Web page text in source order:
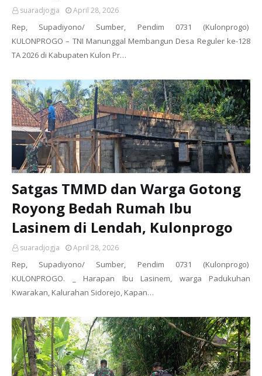
suaradjogja April 28, 2026
Rep, Supadiyono/ Sumber, Pendim 0731 (Kulonprogo)
KULONPROGO – TNI Manunggal Membangun Desa Reguler ke-128
TA 2026 di Kabupaten Kulon Pr…
Satgas TMMD dan Warga Gotong
Royong Bedah Rumah Ibu
Lasinem di Lendah, Kulonprogo
suaradjogja April 28, 2026
Rep, Supadiyono/ Sumber, Pendim 0731 (Kulonprogo)
KULONPROGO. _ Harapan Ibu Lasinem, warga Padukuhan
Kwarakan, Kalurahan Sidorejo, Kapan…